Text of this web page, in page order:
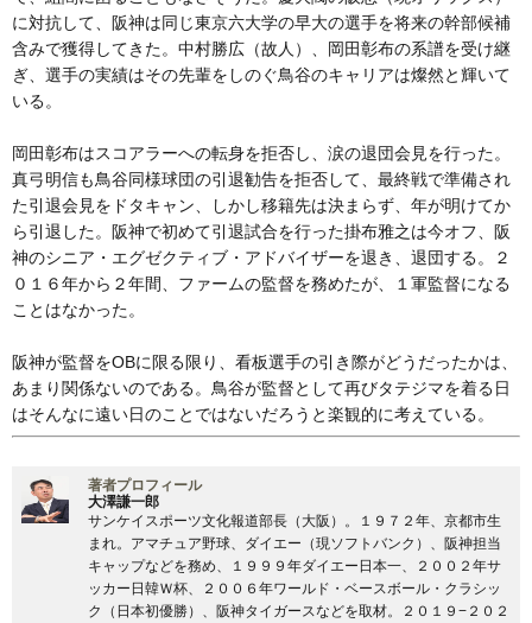
に対抗して、阪神は同じ東京六大学の早大の選手を将来の幹部候補
含みで獲得してきた。中村勝広（故人）、岡田彰布の系譜を受け継
ぎ、選手の実績はその先輩をしのぐ鳥谷のキャリアは燦然と輝いて
いる。
岡田彰布はスコアラーへの転身を拒否し、涙の退団会見を行った。
真弓明信も鳥谷同様球団の引退勧告を拒否して、最終戦で準備され
た引退会見をドタキャン、しかし移籍先は決まらず、年が明けてか
ら引退した。阪神で初めて引退試合を行った掛布雅之は今オフ、阪
神のシニア・エグゼクティブ・アドバイザーを退き、退団する。２
０１６年から２年間、ファームの監督を務めたが、１軍監督になる
ことはなかった。
阪神が監督をOBに限る限り、看板選手の引き際がどうだったかは、
あまり関係ないのである。鳥谷が監督として再びタテジマを着る日
はそんなに遠い日のことではないだろうと楽観的に考えている。
著者プロフィール
大澤謙一郎
サンケイスポーツ文化報道部長（大阪）。１９７２年、京都市生
まれ。アマチュア野球、ダイエー（現ソフトバンク）、阪神担当
キャップなどを務め、１９９９年ダイエー日本一、２００２年サ
ッカー日韓Ｗ杯、２００６年ワールド・ベースボール・クラシッ
ク（日本初優勝）、阪神タイガースなどを取材。２０１９−２０２